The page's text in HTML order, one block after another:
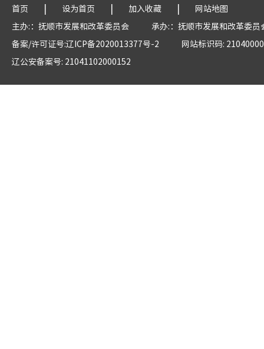
首页 | 设为首页 | 加入收藏 |
网站地图
主办:：抚顺市发展和改革委员会
承办:：抚顺市发展和改革委员
备案/许可证号:辽ICP备2020013377号-2
网站标识码:
辽公安备案号: 21041102000152